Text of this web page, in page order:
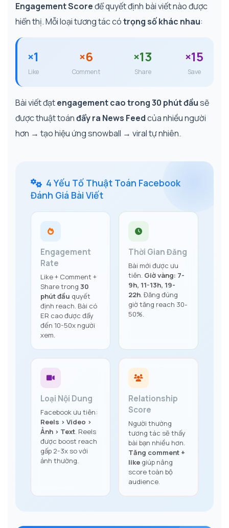
Engagement Scoređể quyết định bài viết nào được
hiển thị. Mỗi loại tương tác cótrọng số khác nhau:
×1
Like
×6
Comment
×13
Share
×15
Save
Bài viết đạtengagement cao trong 30 phút đầusẽ
được thuật toánđẩy ra News Feedcủa nhiều người
hơn → tạo hiệu ứng snowball → viral tự nhiên.
4 Yếu Tố Thuật Toán Facebook
Đánh Giá Bài Viết
Engagement
Rate
Like + Comment +
Share trong 30
phút đầu quyết
định reach. Bài có
ER cao được đẩy
đến 10-50x người
xem.
Thời Gian Đăng
Bài mới được ưu
tiên. Giờ vàng: 7-
9h, 11-13h, 19-
22h. Đăng đúng
giờ tăng reach 30-
50%.
Loại Nội Dung
Facebook ưu tiên:
Reels > Video >
Ảnh > Text. Reels
được boost reach
gấp 2-3x so với
ảnh thường.
Relationship
Score
Người thường
tương tác sẽ thấy
bài bạn nhiều hơn.
Tăng comment +
like giúp nâng
score toàn bộ
audience.